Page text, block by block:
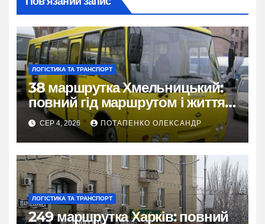
ЛОГІСТИКА ТА ТРАНСПОРТ
38 маршрутка Хмельницький:
повний гід маршрутом і життям
міста
СЕР 4, 2026 ПОТАПЕНКО ОЛЕКСАНДР
ЛОГІСТИКА ТА ТРАНСПОРТ
249 маршрутка Харків: повний